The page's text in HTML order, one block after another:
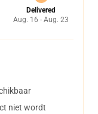
Delivered
Aug. 16 - Aug. 23
niet wordt